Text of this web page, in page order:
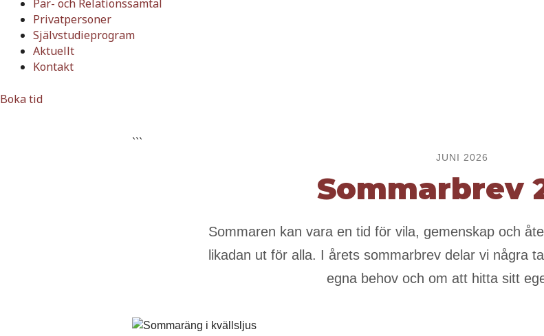
Par- och Relationssamtal
Privatpersoner
Självstudieprogram
Aktuellt
Kontakt
Boka tid
```
JUNI 2026
Sommarbrev
Sommaren kan vara en tid för vila, gemenskap och
likadan ut för alla. I årets sommarbrev delar vi några
egna behov och om att hitta sitt